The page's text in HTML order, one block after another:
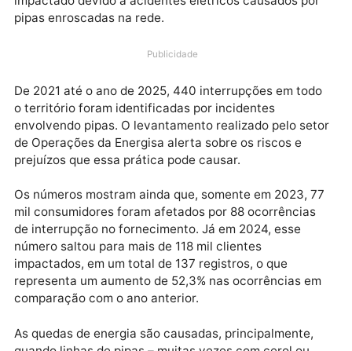
feita sem os devidos cuidados, pode gerar sérios
transtornos. Dados da Energisa revelam um número
preocupante: mais de 285 mil usuários do estado de
impactado devido a acidentes elétricos causados
pipas enroscadas na rede.
Publicidade
De 2021 até o ano de 2025, 440 interrupções em
o território foram identificadas por incidentes
envolvendo pipas. O levantamento realizado pelo
de Operações da Energisa alerta sobre os riscos e
prejuízos que essa prática pode causar.
Os números mostram ainda que, somente em 2023,
de interrupção no fornecimento. Já em 2024, esse